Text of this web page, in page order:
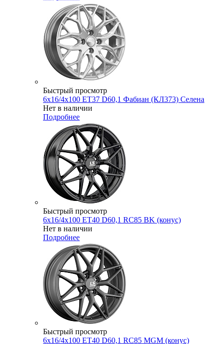
Быстрый просмотр
6x16/4x100 ET37 D60,1 Фабиан (КЛ373) Селена
Нет в наличии
Подробнее
Быстрый просмотр
6x16/4x100 ET40 D60,1 RC85 BK (конус)
Нет в наличии
Подробнее
Быстрый просмотр
6x16/4x100 ET40 D60,1 RC85 MGM (конус)